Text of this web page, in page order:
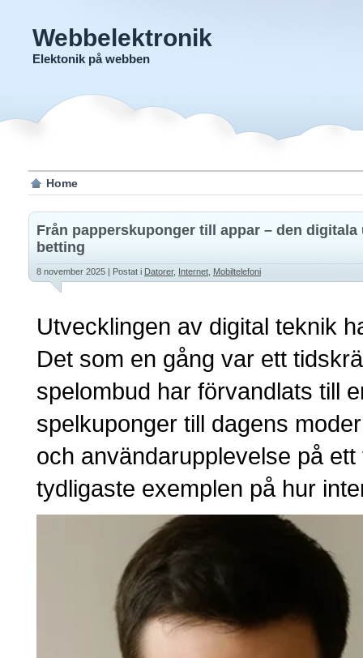
Webbelektronik
Elektonik på webben
Home
Från papperskuponger till appar – den
betting
8 november 2025 | Postat i Datorer, Internet Mobiltelefoni
Utvecklingen av digital teknik
Det som en gång var ett
spelombud har förvandlats till
spelkuponger till dagens
och användarupplevelse på
tydligaste exemplen på hur